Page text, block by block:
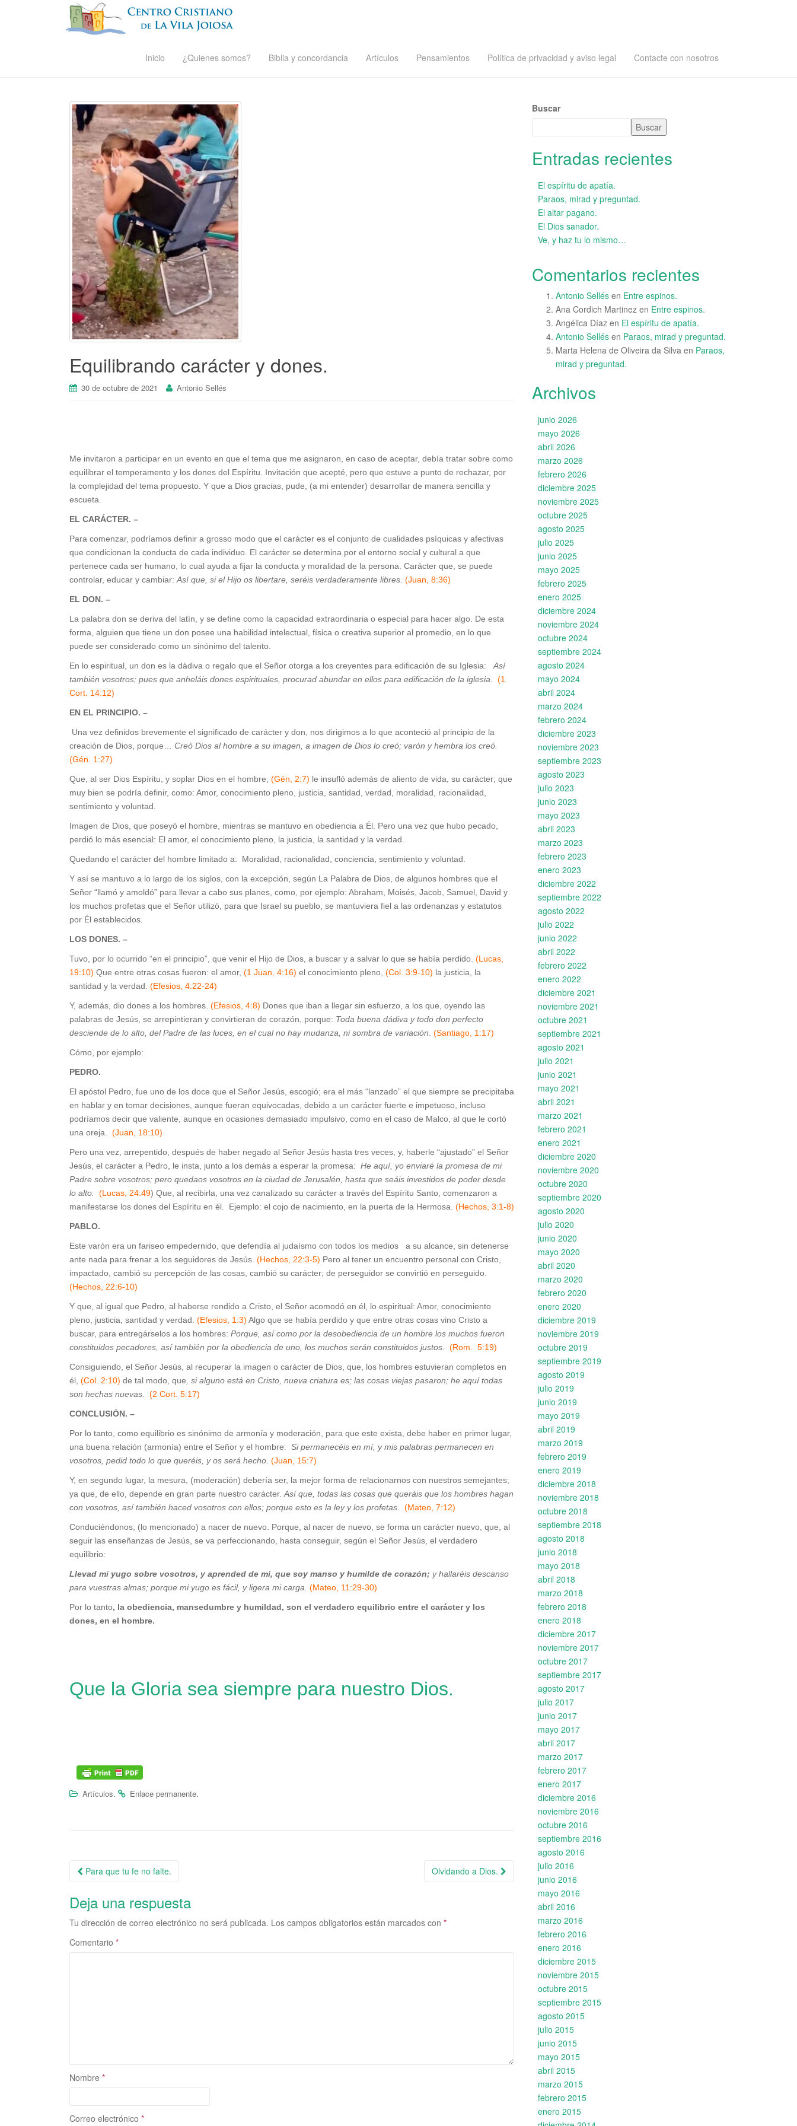
Inicio ¿Quienes somos? Biblia y concordancia Artículos Pensamientos Política de privacidad y aviso legal Contacte con nosotros
Equilibrando carácter y dones.
30 de octubre de 2021 Antonio Sellés
Me invitaron a participar en un evento en que el tema que me asignaron, en caso de aceptar, debía tratar sobre como
equilibrar el temperamento y los dones del Espíritu. Invitación que acepté, pero que estuve a punto de rechazar, por
la complejidad del tema propuesto. Y que a Dios gracias, pude, (a mi entender) desarrollar de manera sencilla y
escueta.
EL CARÁCTER. –
Para comenzar, podríamos definir a grosso modo que el carácter es el conjunto de cualidades psíquicas y afectivas
que condicionan la conducta de cada individuo. El carácter se determina por el entorno social y cultural a que
pertenece cada ser humano, lo cual ayuda a fijar la conducta y moralidad de la persona. Carácter que, se puede
controlar, educar y cambiar: Así que, si el Hijo os libertare, seréis verdaderamente libres. (Juan, 8:36)
EL DON. –
La palabra don se deriva del latín, y se define como la capacidad extraordinaria o especial para hacer algo. De esta
forma, alguien que tiene un don posee una habilidad intelectual, física o creativa superior al promedio, en lo que
puede ser considerado como un sinónimo del talento.
En lo espiritual, un don es la dádiva o regalo que el Señor otorga a los creyentes para edificación de su Iglesia: Así
también vosotros; pues que anheláis dones espirituales, procurad abundar en ellos para edificación de la iglesia.
(1
Cort. 14:12)
EN EL PRINCIPIO. –
Una vez definidos brevemente el significado de carácter y don, nos dirigimos a lo que aconteció al principio de la
creación de Dios, porque… Creó Dios al hombre a su imagen, a imagen de Dios lo creó; varón y hembra los creó
(Gén. 1:27)
Que, al ser Dios Espíritu, y soplar Dios en el hombre, (Gén, 2:7) le insufló además de aliento de vida, su carácter; que
muy bien se podría definir, como: Amor, conocimiento pleno, justicia, santidad, verdad, moralidad, racionalidad,
sentimiento y voluntad.
Imagen de Dios, que poseyó el hombre, mientras se mantuvo en obediencia a Él. Pero una vez que hubo pecado,
perdió lo más esencial: El amor, el conocimiento pleno, la justicia, la santidad y la verdad.
Quedando el carácter del hombre limitado a: Moralidad, racionalidad, conciencia, sentimiento y voluntad.
Y así se mantuvo a lo largo de los siglos, con la excepción, según La Palabra de Dios, de algunos hombres que el
Señor “llamó y amoldó” para llevar a cabo sus planes, como, por ejemplo: Abraham, Moisés, Jacob, Samuel, David y
los muchos profetas que el Señor utilizó, para que Israel su pueblo, se mantuviera fiel a las ordenanzas y estatutos
por Él establecidos.
LOS DONES. –
Tuvo, por lo ocurrido “en el principio”, que venir el Hijo de Dios, a buscar y a salvar lo que se había perdido. (Lucas,
19:10) Que entre otras cosas fueron: el amor, (1 Juan, 4:16) el conocimiento pleno, (Col. 3:9-10) la justicia, la
santidad y la verdad. (Efesios, 4:22-24)
Y, además, dio dones a los hombres. (Efesios, 4:8) Dones que iban a llegar sin esfuerzo, a los que, oyendo las
palabras de Jesús, se arrepintieran y convirtieran de corazón, porque: Toda buena dádiva y todo don perfecto
desciende de lo alto, del Padre de las luces, en el cual no hay mudanza, ni sombra de variación (Santiago, 1:17)
Cómo, por ejemplo:
PEDRO.
El apóstol Pedro, fue uno de los doce que el Señor Jesús, escogió; era el más “lanzado” el que siempre se precipitaba
en hablar y en tomar decisiones, aunque fueran equivocadas, debido a un carácter fuerte e impetuoso, incluso
podríamos decir que valiente, aunque en ocasiones demasiado impulsivo, como en el caso de Malco, al que le cortó
una oreja. (Juan, 18:10)
Pero una vez, arrepentido, después de haber negado al Señor Jesús hasta tres veces, y, haberle “ajustado” el Señor
Jesús, el carácter a Pedro, le insta, junto a los demás a esperar la promesa: He aquí, yo enviaré la promesa de mi
Padre sobre vosotros; pero quedaos vosotros en la ciudad de Jerusalén, hasta que seáis investidos de poder desde
lo alto.
(Lucas, 24:49) Que, al recibirla, una vez canalizado su carácter a través del Espíritu Santo, comenzaron a
manifestarse los dones del Espíritu en él. Ejemplo: el cojo de nacimiento, en la puerta de la Hermosa. (Hechos, 3:1-8)
PABLO.
Este varón era un fariseo empedernido, que defendía al judaísmo con todos los medios a su alcance, sin detenerse
ante nada para frenar a los seguidores de Jesús. (Hechos, 22:3-5) Pero al tener un encuentro personal con Cristo,
impactado, cambió su percepción de las cosas, cambió su carácter; de perseguidor se convirtió en perseguido.
(Hechos, 22:6-10)
Y que, al igual que Pedro, al haberse rendido a Cristo, el Señor acomodó en él, lo espiritual: Amor, conocimiento
pleno, justicia, santidad y verdad. (Efesios, 1:3) Algo que se había perdido y que entre otras cosas vino Cristo a
buscar, para entregárselos a los hombres: Porque, así como por la desobediencia de un hombre los muchos fueron
constituidos pecadores, así también por la obediencia de uno, los muchos serán constituidos justos. (Rom. 5:19)
Consiguiendo, el Señor Jesús, al recuperar la imagen o carácter de Dios, que, los hombres estuvieran completos en
él, (Col. 2:10) de tal modo, que , si alguno está en Cristo, nueva criatura es; las cosas viejas pasaron; he aquí todas
son hechas nuevas. (2 Cort. 5:17)
CONCLUSIÓN. –
Por lo tanto, como equilibrio es sinónimo de armonía y moderación, para que este exista, debe haber en primer lugar,
una buena relación (armonía) entre el Señor y el hombre: Si permanecéis en mí, y mis palabras permanecen en
vosotros, pedid todo lo que queréis, y os será hecho. (Juan, 15:7)
Y, en segundo lugar, la mesura, (moderación) debería ser, la mejor forma de relacionarnos con nuestros semejantes;
ya que, de ello, depende en gran parte nuestro carácter. Así que, todas las cosas que queráis que los hombres hagan
con vosotros, así también haced vosotros con ellos; porque esto es la ley y los profetas
(Mateo, 7:12)
Conduciéndonos, (lo mencionado) a nacer de nuevo. Porque, al nacer de nuevo, se forma un carácter nuevo, que, al
seguir las enseñanzas de Jesús, se va perfeccionando, hasta conseguir, según el Señor Jesús, el verdadero
equilibrio:
Llevad mi yugo sobre vosotros, y aprended de mí, que soy manso y humilde de corazón; y hallaréis descanso
para vuestras almas; porque mi yugo es fácil, y ligera mi carga. (Mateo, 11:29-30)
Por lo tanto, la obediencia, mansedumbre y humildad, son el verdadero equilibrio entre el carácter y los
dones, en el hombre.
Que la Gloria sea siempre para nuestro Dios.
Artículos. Enlace permanente.
Navegación de la entrada
Para que tu fe no falte. Olvidando a Dios.
Deja una respuesta
Tu dirección de correo electrónico no será publicada. Los campos obligatorios están marcados con *
Comentario *
Nombre *
Correo electrónico *
Buscar
Buscar
Entradas recientes
El espíritu de apatía.
Paraos, mirad y preguntad.
El altar pagano.
El Dios sanador.
Ve, y haz tu lo mismo…
Comentarios recientes
Antonio Sellés en Entre espinos.
Ana Cordich Martinez en Entre espinos.
Angélica Díaz en El espíritu de apatía.
Antonio Sellés en Paraos, mirad y preguntad.
Marta Helena de Oliveira da Silva en Paraos,
mirad y preguntad.
Archivos
junio 2026
mayo 2026
abril 2026
marzo 2026
febrero 2026
diciembre 2025
noviembre 2025
octubre 2025
agosto 2025
julio 2025
junio 2025
mayo 2025
febrero 2025
enero 2025
diciembre 2024
noviembre 2024
octubre 2024
septiembre 2024
agosto 2024
mayo 2024
abril 2024
marzo 2024
febrero 2024
diciembre 2023
noviembre 2023
septiembre 2023
agosto 2023
julio 2023
junio 2023
mayo 2023
abril 2023
marzo 2023
febrero 2023
enero 2023
diciembre 2022
septiembre 2022
agosto 2022
julio 2022
junio 2022
abril 2022
febrero 2022
enero 2022
diciembre 2021
noviembre 2021
octubre 2021
septiembre 2021
agosto 2021
julio 2021
junio 2021
mayo 2021
abril 2021
marzo 2021
febrero 2021
enero 2021
diciembre 2020
noviembre 2020
octubre 2020
septiembre 2020
agosto 2020
julio 2020
junio 2020
mayo 2020
abril 2020
marzo 2020
febrero 2020
enero 2020
diciembre 2019
noviembre 2019
octubre 2019
septiembre 2019
agosto 2019
julio 2019
junio 2019
mayo 2019
abril 2019
marzo 2019
febrero 2019
enero 2019
diciembre 2018
noviembre 2018
octubre 2018
septiembre 2018
agosto 2018
junio 2018
mayo 2018
abril 2018
marzo 2018
febrero 2018
enero 2018
diciembre 2017
noviembre 2017
octubre 2017
septiembre 2017
agosto 2017
julio 2017
junio 2017
mayo 2017
abril 2017
marzo 2017
febrero 2017
enero 2017
diciembre 2016
noviembre 2016
octubre 2016
septiembre 2016
agosto 2016
julio 2016
junio 2016
mayo 2016
abril 2016
marzo 2016
febrero 2016
enero 2016
diciembre 2015
noviembre 2015
octubre 2015
septiembre 2015
agosto 2015
julio 2015
junio 2015
mayo 2015
abril 2015
marzo 2015
febrero 2015
enero 2015